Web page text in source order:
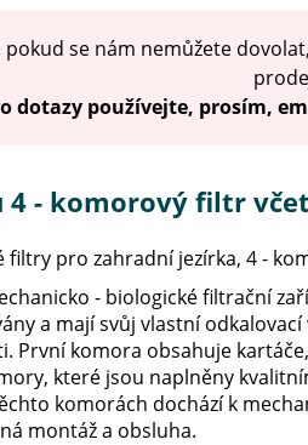
pokud se nám nemůžete
dotazy používejte, prosím,
4 - komorový filtr
filtry pro zahradní jezírka, 4 -
- biologické filtrační
a mají svůj vlastní
První komora obsahuje
které jsou naplněny
komorách dochází k
montáž a obsluha.